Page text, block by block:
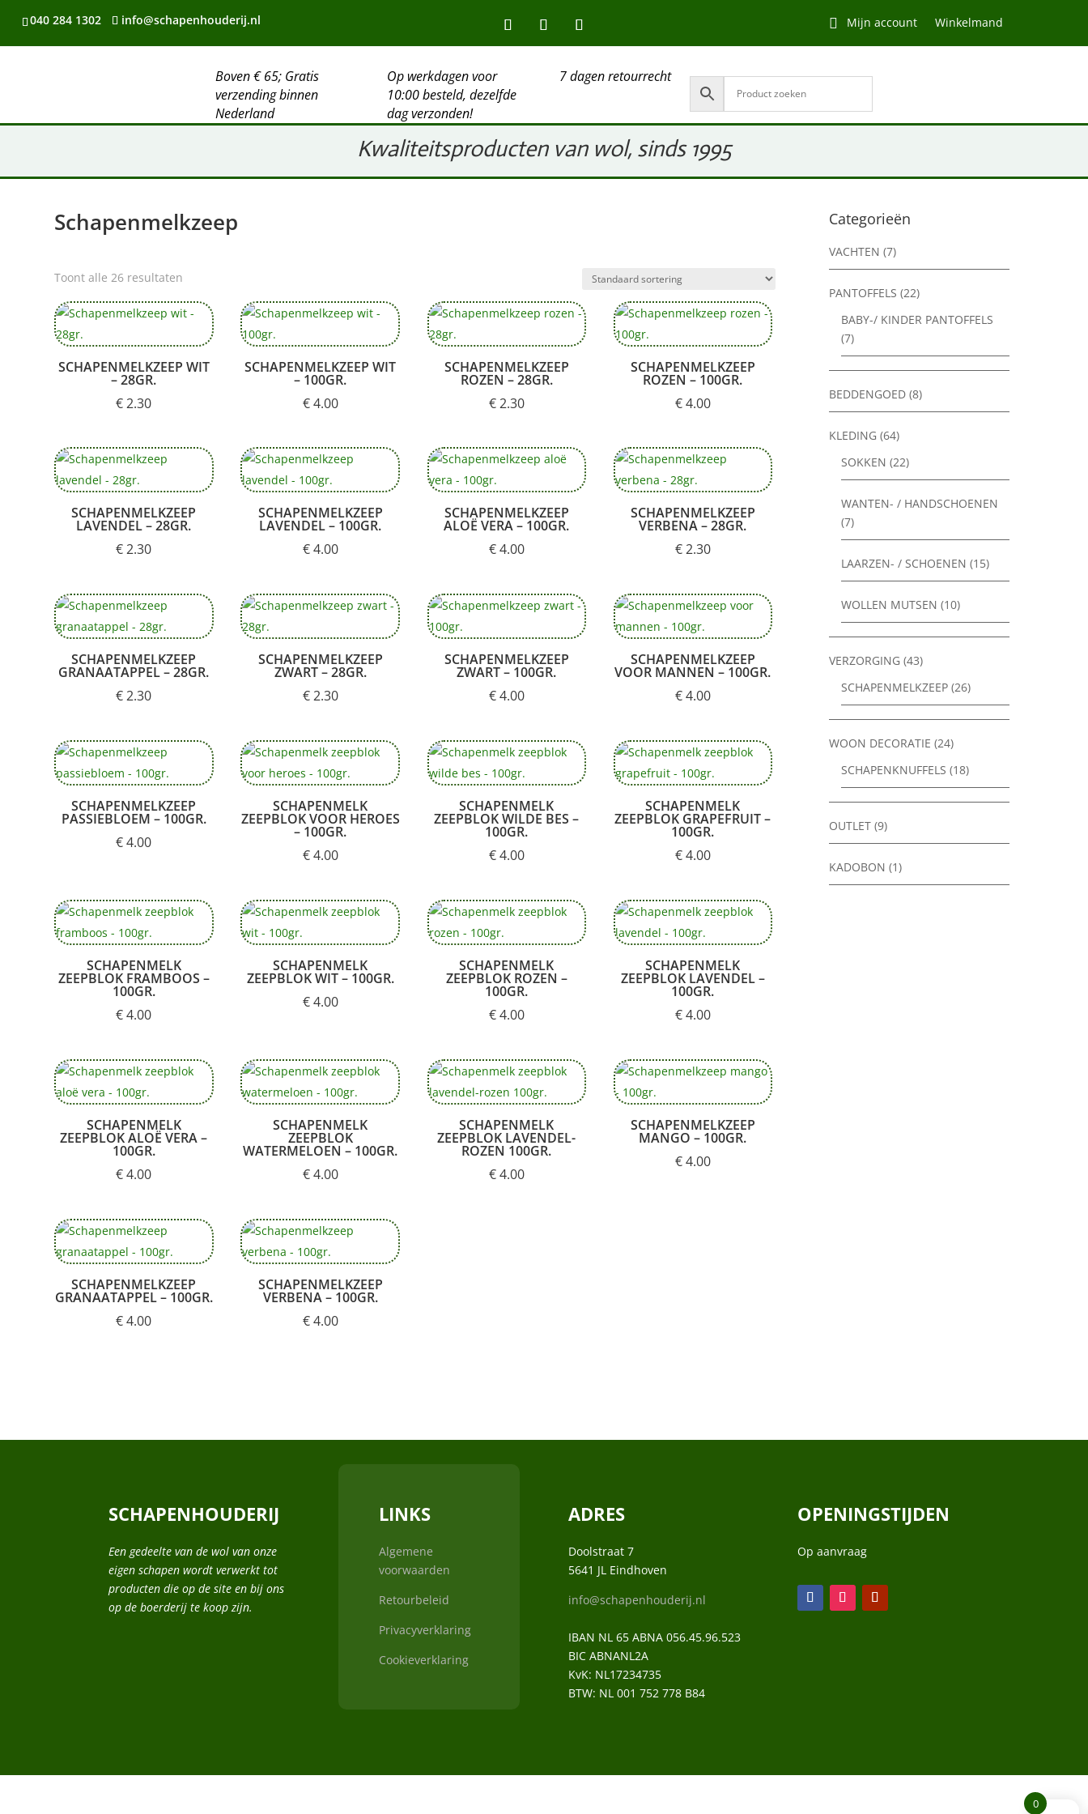
040 284 1302 info@schapenhouderij.nl Mijn account Winkelmand
Boven € 65; Gratis
verzending binnen
Nederland
Op werkdagen voor
10:00 besteld, dezelfde
dag verzonden!
7 dagen retourrecht
Kwaliteitsproducten van wol, sinds 1995
Schapenmelkzeep
Toont alle 26 resultaten
SCHAPENMELKZEEP WIT
– 28GR.
€2.30
SCHAPENMELKZEEP WIT
– 100GR.
€4.00
SCHAPENMELKZEEP
ROZEN – 28GR.
€2.30
SCHAPENMELKZEEP
ROZEN – 100GR.
€4.00
SCHAPENMELKZEEP
LAVENDEL – 28GR.
€2.30
SCHAPENMELKZEEP
LAVENDEL – 100GR.
€4.00
SCHAPENMELKZEEP
ALOË VERA – 100GR.
€4.00
SCHAPENMELKZEEP
VERBENA – 28GR.
€2.30
SCHAPENMELKZEEP
GRANAATAPPEL – 28GR.
€2.30
SCHAPENMELKZEEP
ZWART – 28GR.
€2.30
SCHAPENMELKZEEP
ZWART – 100GR.
€4.00
SCHAPENMELKZEEP
VOOR MANNEN – 100GR.
€4.00
SCHAPENMELKZEEP
PASSIEBLOEM – 100GR.
€4.00
SCHAPENMELK
ZEEPBLOK VOOR HEROES
– 100GR.
€4.00
SCHAPENMELK
ZEEPBLOK WILDE BES –
100GR.
€4.00
SCHAPENMELK
ZEEPBLOK GRAPEFRUIT –
100GR.
€4.00
SCHAPENMELK
ZEEPBLOK FRAMBOOS –
100GR.
€4.00
SCHAPENMELK
ZEEPBLOK WIT – 100GR.
€4.00
SCHAPENMELK
ZEEPBLOK ROZEN –
100GR.
€4.00
SCHAPENMELK
ZEEPBLOK LAVENDEL –
100GR.
€4.00
SCHAPENMELK
ZEEPBLOK ALOË VERA –
100GR.
€4.00
SCHAPENMELK
ZEEPBLOK
WATERMELOEN – 100GR.
€4.00
SCHAPENMELK
ZEEPBLOK LAVENDEL-
ROZEN 100GR.
€4.00
SCHAPENMELKZEEP
MANGO – 100GR.
€4.00
SCHAPENMELKZEEP
GRANAATAPPEL – 100GR.
€4.00
SCHAPENMELKZEEP
VERBENA – 100GR.
€4.00
Categorieën
VACHTEN (7)
PANTOFFELS (22)
BABY-/ KINDER PANTOFFELS
(7)
BEDDENGOED (8)
KLEDING (64)
SOKKEN (22)
WANTEN- / HANDSCHOENEN
(7)
LAARZEN- / SCHOENEN (15)
WOLLEN MUTSEN (10)
VERZORGING (43)
SCHAPENMELKZEEP (26)
WOON DECORATIE (24)
SCHAPENKNUFFELS (18)
OUTLET (9)
KADOBON (1)
SCHAPENHOUDERIJ
Een gedeelte van de wol van onze
eigen schapen wordt verwerkt tot
producten die op de site en bij ons
op de boerderij te koop zijn.
LINKS
Algemene
voorwaarden
Retourbeleid
Privacyverklaring
Cookieverklaring
ADRES
Doolstraat 7
5641 JL Eindhoven
info@schapenhouderij.nl
IBAN NL 65 ABNA 056.45.96.523
BIC ABNANL2A
KvK: NL17234735
BTW: NL 001 752 778 B84
OPENINGSTIJDEN
Op aanvraag
0